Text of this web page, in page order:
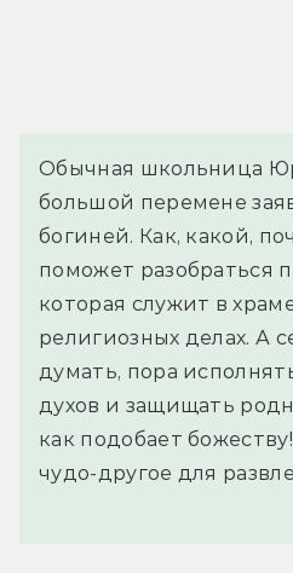
Обычная школьница
большой перемене
богиней. Как, какой,
поможет разобраться
которая служит в
религиозных делах. А
думать, пора
духов и защищать
как подобает
чудо-другое для